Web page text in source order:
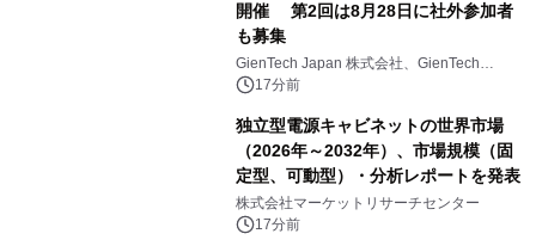
開催 第2回は8月28日に社外参加者
も募集
GienTech Japan 株式会社、GienTech
Consulting Japan 株式会社
17分前
独立型電源キャビネットの世界市場
（2026年～2032年）、市場規模（固
定型、可動型）・分析レポートを発表
株式会社マーケットリサーチセンター
17分前